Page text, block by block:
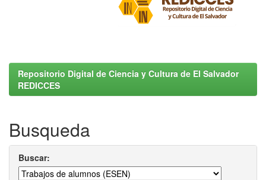
Repositorio Digital de Ciencia y Cultura de El Salvador
REDICCES
Busqueda
Buscar: